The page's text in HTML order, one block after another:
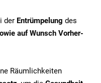
der Entrümpelung des
auf Wunsch Vorher-
Räumlichkeiten